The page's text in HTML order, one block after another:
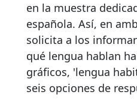
en la muestra
española. Así, en
solicita a los
qué lengua hablan
gráficos, 'lengua
seis opciones de